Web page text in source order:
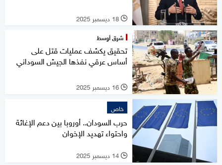
l 18 ديسمبر 2025
شرق أوسط
تحقيق يكشف عمليات قتل على
أساس عرقي نفذها الجيش السوداني
l 16 ديسمبر 2025
خاص
حرب السودان.. أوروبا بين دعم الإغاثة
واحتواء تهديد الإخوان
l 14 ديسمبر 2025